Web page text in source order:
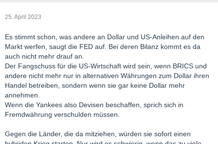
25. April 2023
Es stimmt schon, was andere an Dollar und US-Anleihen auf den
Markt werfen, saugt die FED auf. Bei deren Bilanz kommt es da
auch nicht mehr drauf an.
Der Fangschuss für die US-Wirtschaft wird sein, wenn BRICS und
andere nicht mehr nur in alternativen Währungen zum Dollar ihren
Handel betreiben, sondern wenn sie gar keine Dollar mehr
annehmen.
Wenn die Yankees also Devisen beschaffen, sprich sich in
Fremdwährung verschulden müssen.
Gegen die Länder, die da mitziehen, würden sie sofort einen